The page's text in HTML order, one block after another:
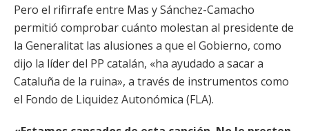
Pero el rifirrafe entre Mas y Sánchez-Camacho
permitió comprobar cuánto molestan al presidente de
la Generalitat las alusiones a que el Gobierno, como
dijo la líder del PP catalán, «ha ayudado a sacar a
Cataluña de la ruina», a través de instrumentos como
el Fondo de Liquidez Autonómica (FLA).